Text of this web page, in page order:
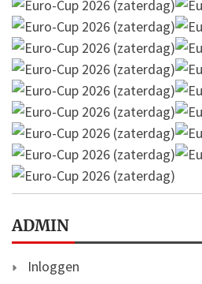
ADMIN
Inloggen